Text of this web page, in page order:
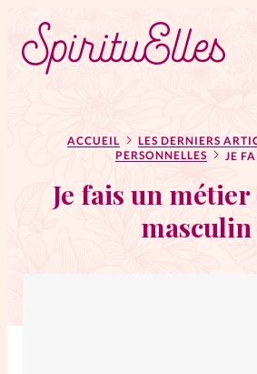
Tous les articles
Actus au féminin
ACCUEIL
LES DERNIERS
PERSONNELLES
Je fais un
masculin